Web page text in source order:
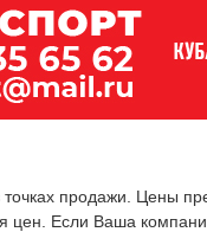
продажи. Цены
цен. Если Ваша